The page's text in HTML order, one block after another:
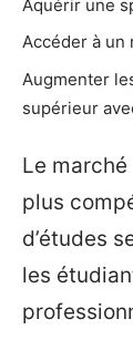
Aquérir une
Accéder à
Augmenter
supérieur
Le
plus
d’études
les